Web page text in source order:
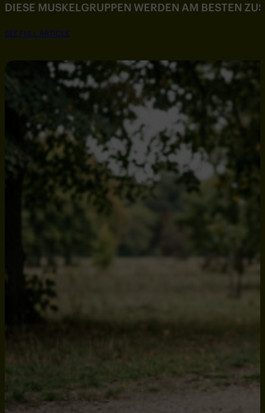
DIESE MUSKELGRUPPEN WERDEN AM BESTEN
SEE FULL ARTICLE